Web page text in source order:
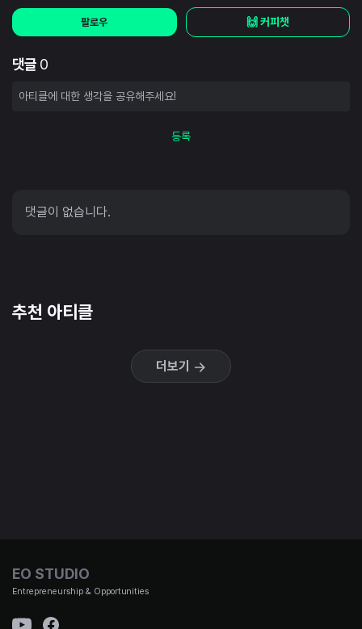
팔로우 🙌 커피챗
댓글 0
등록
댓글이 없습니다.
추천 아티클
더보기
EO STUDIO
Entrepreneurship & Opportunities